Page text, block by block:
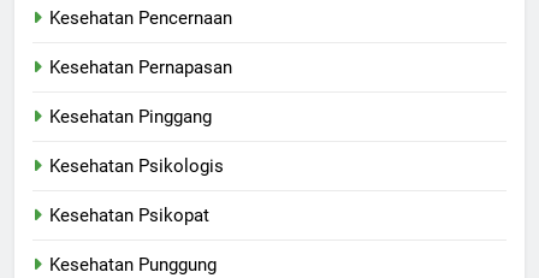
Kesehatan Pencernaan
Kesehatan Pernapasan
Kesehatan Pinggang
Kesehatan Psikologis
Kesehatan Psikopat
Kesehatan Punggung